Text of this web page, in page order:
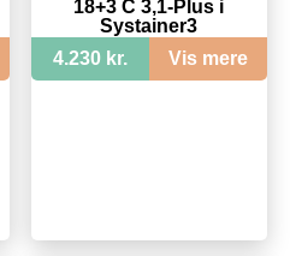
18+3 C 3,1-Plus i
Systainer3
4.230 kr.
Vis mere